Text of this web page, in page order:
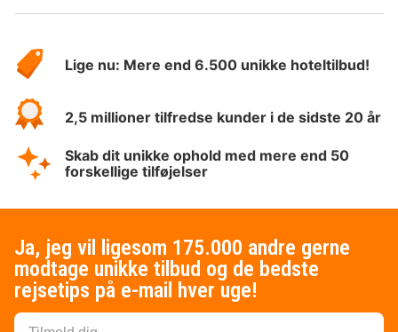
HotelSpecials
Lige nu: Mere end 6.500 unikke hoteltilbud!
2,5 millioner tilfredse kunder i de sidste 20 år
Skab dit unikke ophold med mere end 50
forskellige tilføjelser
Ja, jeg vil ligesom 175.000 andre gerne
modtage unikke tilbud og de bedste
rejsetips på e-mail hver uge!